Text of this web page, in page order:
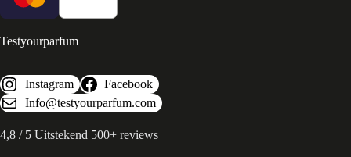
Testyourparfum
Instagram
Facebook
Info@testyourparfum.com
4,8 / 5 Uitstekend 500+ reviews